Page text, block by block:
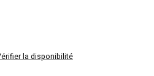
la disponibilité